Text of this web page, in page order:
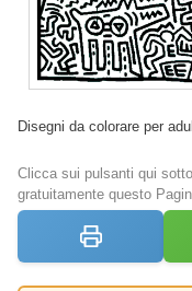
Disegni da colorare per
Clicca sui pulsanti qui
gratuitamente questo